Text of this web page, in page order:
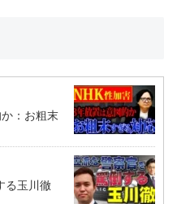
か：お粗末
る玉川徹